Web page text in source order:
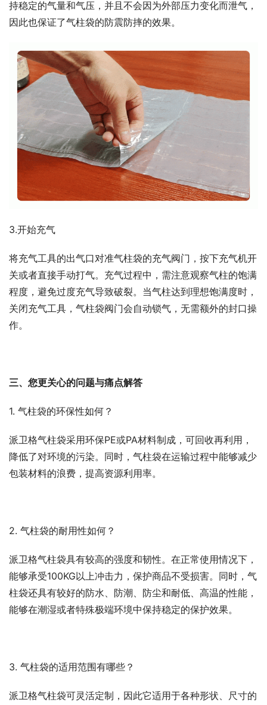
持稳定的气量和气压，并且不会因为外部压力变化而泄气，
因此也保证了气柱袋的防震防摔的效果。
3.开始充气
将充气工具的出气口对准气柱袋的充气阀门，按下充气机开
关或者直接手动打气。充气过程中，需注意观察气柱的饱满
程度，避免过度充气导致破裂。当气柱达到理想饱满度时，
关闭充气工具，气柱袋阀门会自动锁气，无需额外的封口操
作。
三、您更关心的问题与痛点解答
1. 气柱袋的环保性如何？
派卫格气柱袋采用环保PE或PA材料制成，可回收再利用，
降低了对环境的污染。同时，气柱袋在运输过程中能够减少
包装材料的浪费，提高资源利用率。
2. 气柱袋的耐用性如何？
派卫格气柱袋具有较高的强度和韧性。在正常使用情况下，
能够承受100KG以上冲击力，保护商品不受损害。同时，气
柱袋还具有较好的防水、防潮、防尘和耐低、高温的性能，
能够在潮湿或者特殊极端环境中保持稳定的保护效果。
3. 气柱袋的适用范围有哪些？
派卫格气柱袋可灵活定制，因此它适用于各种形状、尺寸的